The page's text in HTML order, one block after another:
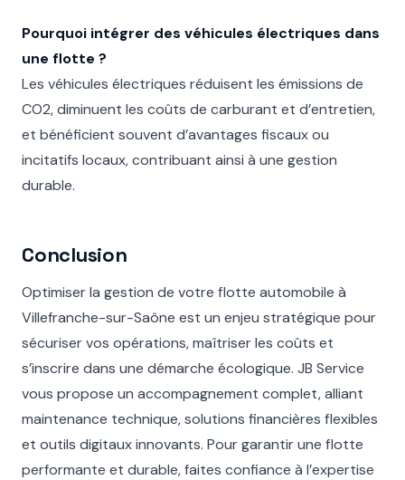
Pourquoi intégrer des véhicules électriques dans
une flotte ?
Les véhicules électriques réduisent les émissions de
CO2, diminuent les coûts de carburant et d’entretien,
et bénéficient souvent d’avantages fiscaux ou
incitatifs locaux, contribuant ainsi à une gestion
durable.
Conclusion
Optimiser la gestion de votre flotte automobile à
Villefranche-sur-Saône est un enjeu stratégique pour
sécuriser vos opérations, maîtriser les coûts et
s’inscrire dans une démarche écologique. JB Service
vous propose un accompagnement complet, alliant
maintenance technique, solutions financières flexibles
et outils digitaux innovants. Pour garantir une flotte
performante et durable, faites confiance à l’expertise